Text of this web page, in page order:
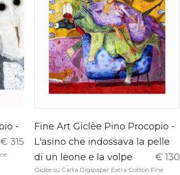
-
€ 315
Fine Art Giclèe Pino Procopio -
L'asino che indossava la pelle
di un leone e la volpe
€ 130
Giclèe su Carta Digipaper Extra Cotton Fine